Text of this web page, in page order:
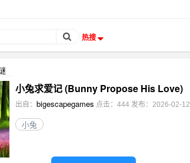
热搜
小兔求爱记 (Bunny Propose His Love)
出自： bigescapegames 点击：444 发布：2026-02-12
小兔